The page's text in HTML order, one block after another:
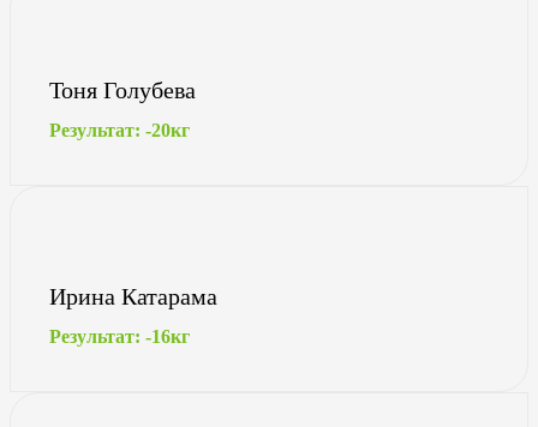
Тоня Голубева
Результат: -20кг
Ирина Катарама
Результат: -16кг